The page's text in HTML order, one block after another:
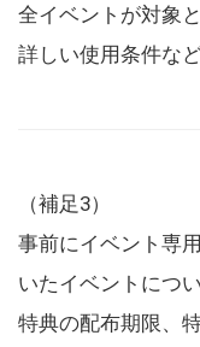
全イベントが対象
詳しい使用条件な
（補足3）
事前にイベント専
いたイベントにつ
特典の配布期限、